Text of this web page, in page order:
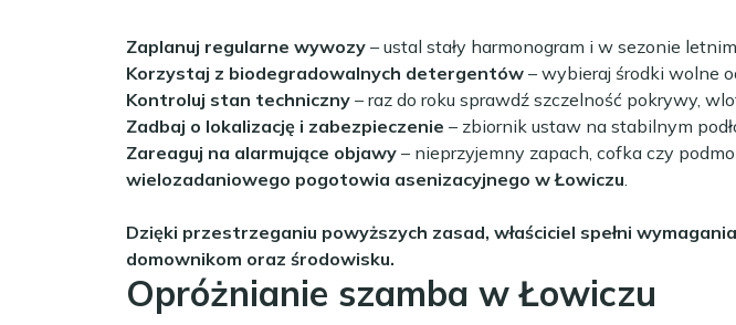
Zaplanuj regularne wywozy – ustal stały harmonogram i w sezonie
Korzystaj z biodegradowalnych detergentów – wybieraj środki wolne
Kontroluj stan techniczny – raz do roku sprawdź szczelność pokrywy,
Zadbaj o lokalizację i zabezpieczenie – zbiornik ustaw na stabilnym
Zareaguj na alarmujące objawy – nieprzyjemny zapach, cofka czy
wielozadaniowego pogotowia asenizacyjnego w Łowiczu
Dzięki przestrzeganiu powyższych zasad, właściciel spełni
domownikom oraz środowisku.
Opróżnianie szamba w Łowiczu